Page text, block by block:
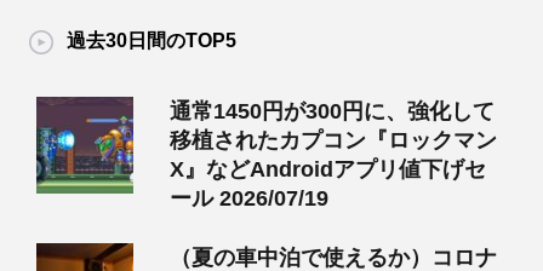
過去30日間のTOP5
通常1450円が300円に、強化して
移植されたカプコン『ロックマン
X』などAndroidアプリ値下げセ
ール 2026/07/19
（夏の車中泊で使えるか）コロナ